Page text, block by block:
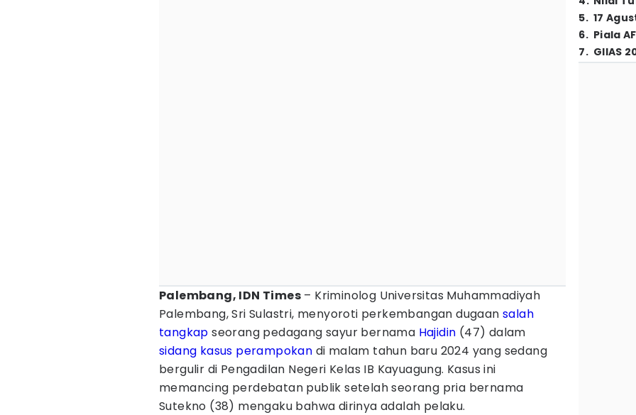
Palembang, IDN Times – Kriminolog Universitas Muhammadiyah
Palembang, Sri Sulastri, menyoroti perkembangan dugaan salah
tangkap seorang pedagang sayur bernama Hajidin (47) dalam
sidang kasus perampokan di malam tahun baru 2024 yang sedang
bergulir di Pengadilan Negeri Kelas IB Kayuagung. Kasus ini
memancing perdebatan publik setelah seorang pria bernama
Sutekno (38) mengaku bahwa dirinya adalah pelaku.
5. 17
6. Piala
7. GIIAS